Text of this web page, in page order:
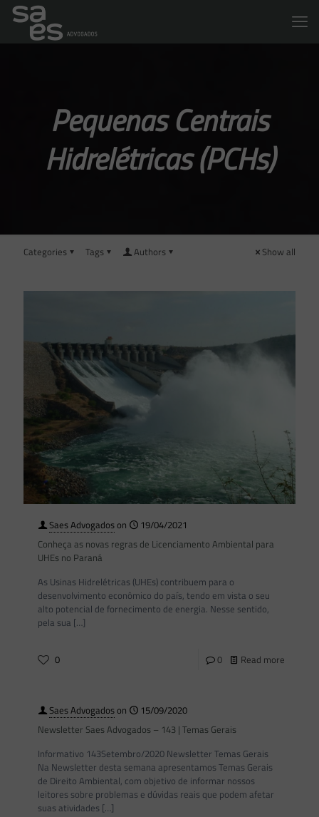
Pequenas Centrais
Hidrelétricas (PCHs)
Categories Tags Authors Show all
Saes Advogadoson
19/04/2021
Conheça as novas regras de Licenciamento Ambiental para
UHEs no Paraná
As Usinas Hidrelétricas (UHEs) contribuem para o
desenvolvimento econômico do país, tendo em vista o seu
alto potencial de fornecimento de energia. Nesse sentido,
pela sua […]
0 0 Read more
Saes Advogadoson
15/09/2020
Newsletter Saes Advogados – 143 | Temas Gerais
Informativo 143Setembro/2020 Newsletter Temas Gerais
Na Newsletter desta semana apresentamos Temas Gerais
de Direito Ambiental, com objetivo de informar nossos
leitores sobre problemas e dúvidas reais que podem afetar
suas atividades […]